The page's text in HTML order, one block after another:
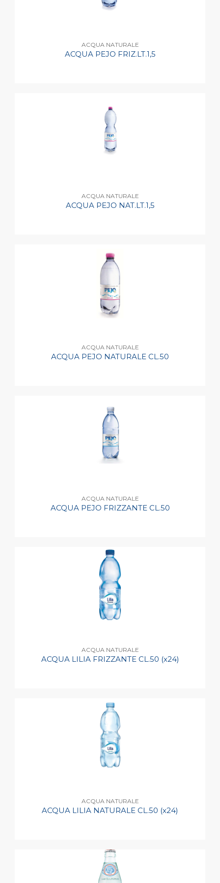
ACQUA NATURALE
ACQUA PEJO FRIZ.LT.1,5
ACQUA NATURALE
ACQUA PEJO NAT.LT.1,5
ACQUA NATURALE
ACQUA PEJO NATURALE CL.50
ACQUA NATURALE
ACQUA PEJO FRIZZANTE CL.50
ACQUA NATURALE
ACQUA LILIA FRIZZANTE CL.50 (x24)
ACQUA NATURALE
ACQUA LILIA NATURALE CL.50 (x24)